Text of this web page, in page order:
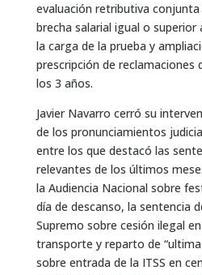
evaluación retributiva
brecha salarial igual o superior
la carga de la prueba y
prescripción de reclamaciones
los 3 años.
Javier Navarro cerró su
de los pronunciamientos
entre los que destacó las
relevantes de los últimos
la Audiencia Nacional sobre
día de descanso, la sentencia
Supremo sobre cesión ilegal
transporte y reparto de
sobre entrada de la ITSS en